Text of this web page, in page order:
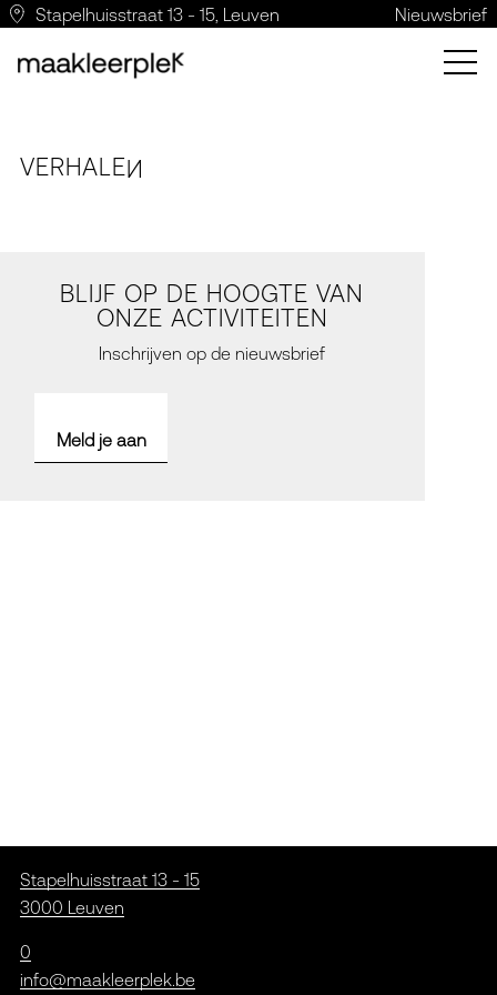
Stapelhuisstraat 13 - 15, Leuven Nieuwsbrief
VERHALEN
BLIJF OP DE HOOGTE VAN
ONZE ACTIVITEITEN
Inschrijven op de nieuwsbrief
Meld je aan
Stapelhuisstraat 13 - 15
3000 Leuven
0
info@maakleerplek.be